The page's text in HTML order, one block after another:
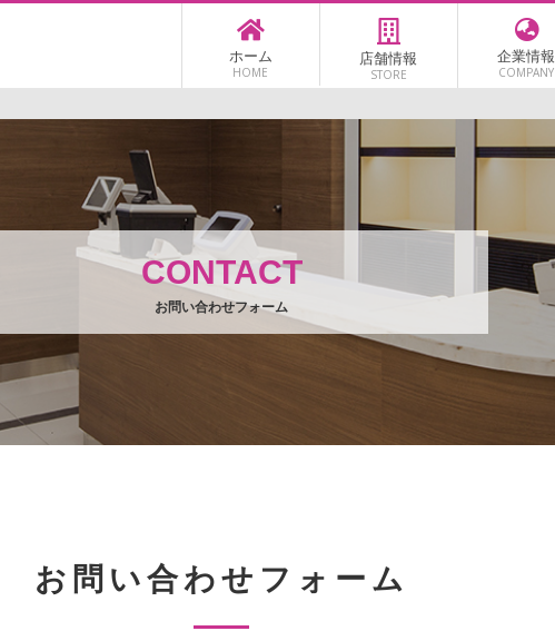
ホーム
HOME
店舗情報
STORE
企業情報
COMPANY
CONTACT
お問い合わせフォーム
お問い合わせフォーム